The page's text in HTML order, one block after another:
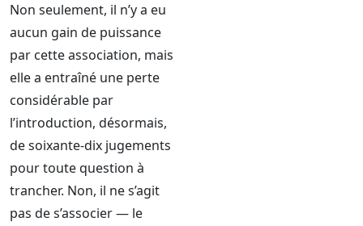
Non seulement, il n’y a eu
aucun gain de puissance
par cette association, mais
elle a entraîné une perte
considérable par
l’introduction, désormais,
de soixante-dix jugements
pour toute question à
trancher. Non, il ne s’agit
pas de s’associer — le